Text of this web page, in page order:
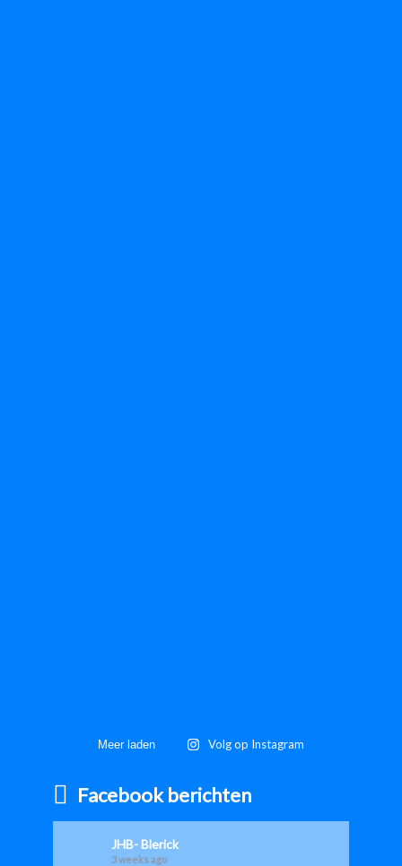
Meer laden Volg op Instagram
Facebook berichten
JHB- Blerick
3 weeks ago